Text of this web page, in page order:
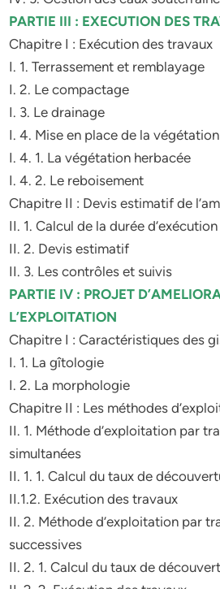
PARTIE III : EXECUTION DES
Chapitre I : Exécution des travaux
I. 1. Terrassement et remblayage
I. 2. Le compactage
I. 3. Le drainage
I. 4. Mise en place de la végétation
I. 4. 1. La végétation herbacée
I. 4. 2. Le reboisement
Chapitre II : Devis estimatif de
II. 1. Calcul de la durée
II. 2. Devis estimatif
II. 3. Les contrôles et suivis
PARTIE IV : PROJET
L’EXPLOITATION
Chapitre I : Caractéristiques des
I. 1. La gîtologie
I. 2. La morphologie
Chapitre II : Les méthodes
II. 1. Méthode d’exploitation par
simultanées
II. 1. 1. Calcul du taux de
II.1.2. Exécution des travaux
II. 2. Méthode d’exploitation par
successives
II. 2. 1. Calcul du taux de